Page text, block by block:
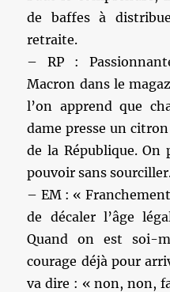
de baffes à
retraite.
– RP :
Macron dans le
l’on apprend que
dame presse un
de la République. On
pouvoir sans
– EM : «
de décaler l’âge
Quand on est soi-
courage déjà pour
va dire : « non, non,